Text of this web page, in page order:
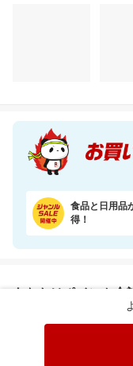
食品と日用品
得！
あなたはポイント 合